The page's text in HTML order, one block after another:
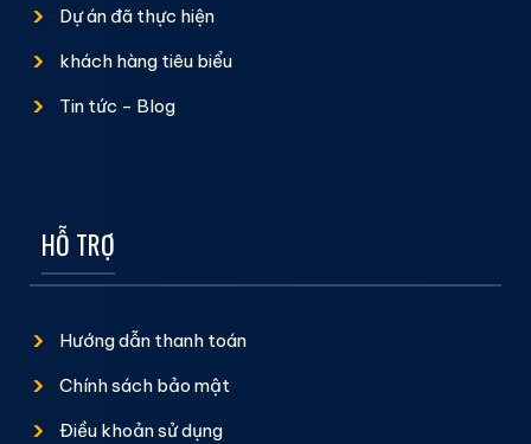
Dự án đã thực hiện
khách hàng tiêu biểu
Tin tức - Blog
HỖ TRỢ
Hướng dẫn thanh toán
Chính sách bảo mật
Điều khoản sử dụng